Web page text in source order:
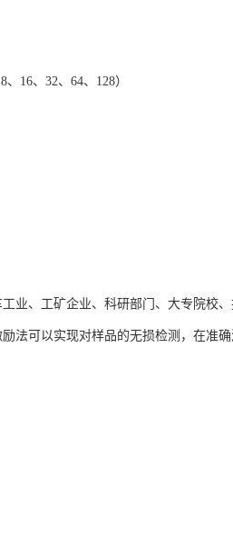
16、32、64、128）
业、工矿企业、科研部门、大专院校
法可以实现对样品的无损检测，在准